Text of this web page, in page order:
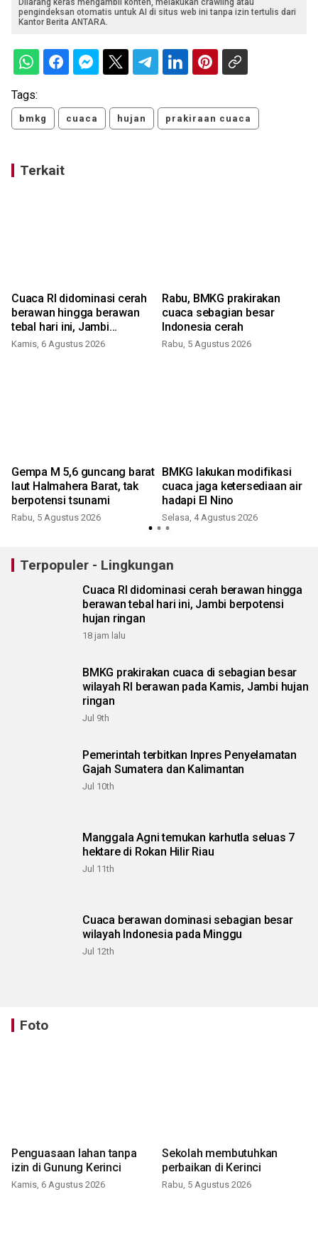
Dilarang keras mengambil konten, melakukan crawling atau
pengindeksan otomatis untuk AI di situs web ini tanpa izin tertulis dari
Kantor Berita ANTARA.
Tags:
bmkg cuaca hujan prakiraan cuaca
Terkait
Cuaca RI didominasi cerah
berawan hingga berawan
tebal hari ini, Jambi
berpotensi hujan ringan
Kamis, 6 Agustus 2026
Rabu, BMKG prakirakan
cuaca sebagian besar
Indonesia cerah
Rabu, 5 Agustus 2026
Gempa M 5,6 guncang barat
laut Halmahera Barat, tak
berpotensi tsunami
Rabu, 5 Agustus 2026
BMKG lakukan modifikasi
cuaca jaga ketersediaan air
hadapi El Nino
Selasa, 4 Agustus 2026
Terpopuler - Lingkungan
Cuaca RI didominasi cerah berawan hingga
berawan tebal hari ini, Jambi berpotensi
hujan ringan
18 jam lalu
BMKG prakirakan cuaca di sebagian besar
wilayah RI berawan pada Kamis, Jambi hujan
ringan
Jul 9th
Pemerintah terbitkan Inpres Penyelamatan
Gajah Sumatera dan Kalimantan
Jul 10th
Manggala Agni temukan karhutla seluas 7
hektare di Rokan Hilir Riau
Jul 11th
Cuaca berawan dominasi sebagian besar
wilayah Indonesia pada Minggu
Jul 12th
Foto
Penguasaan lahan tanpa
izin di Gunung Kerinci
Kamis, 6 Agustus 2026
Sekolah membutuhkan
perbaikan di Kerinci
Rabu, 5 Agustus 2026